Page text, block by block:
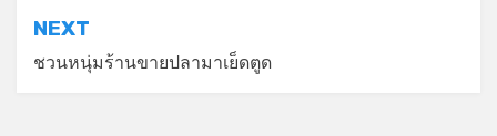
NEXT
ชวนหนุ่มร้านขายปลามาเย็ดตูด